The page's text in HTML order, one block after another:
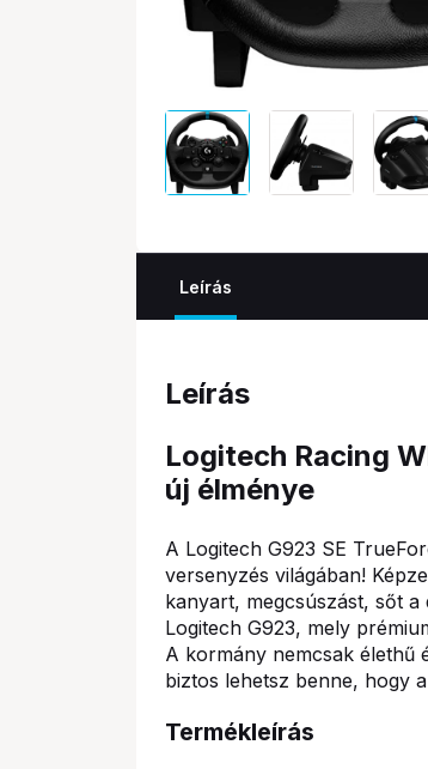
Leírás
Leírás
Logitech Racing
új élménye
A Logitech G923 SE
versenyzés világában!
kanyart, megcsúszást, sőt
Logitech G923, mely
A kormány nemcsak élethű
biztos lehetsz benne, hogy
Termékleírás